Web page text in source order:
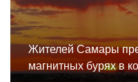
Жителей Самары
магнитных бурях в